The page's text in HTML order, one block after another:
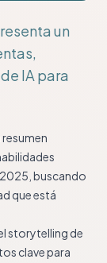
un
IA para
2025, buscando
que está
storytelling de
clave para